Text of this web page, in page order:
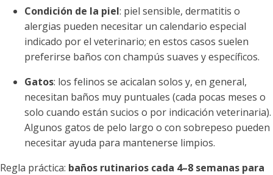
Condición de la piel: piel sensible, dermatitis o
alergias pueden necesitar un calendario especial
indicado por el veterinario; en estos casos suelen
preferirse baños con champús suaves y específicos.
Gatos: los felinos se acicalan solos y, en general,
necesitan baños muy puntuales (cada pocas meses o
solo cuando están sucios o por indicación veterinaria).
Algunos gatos de pelo largo o con sobrepeso pueden
necesitar ayuda para mantenerse limpios.
Regla práctica: baños rutinarios cada 4–8 semanas para